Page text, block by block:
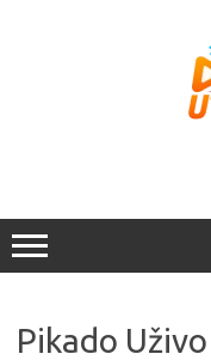
Pikado